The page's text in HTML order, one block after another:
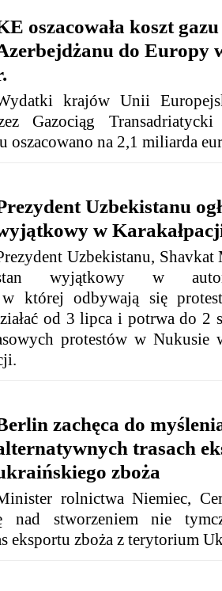
oszacowała koszt
do Europy
krajów Unii
Gazociąg
oszacowano na 2,1 miliarda
Uzbekistanu
w
Uzbekistanu,
wyjątkowy w
w której odbywają się
od 3 lipca i potrwa do 2
protestów w Nukusie
zachęca do
trasach
zboża
rolnictwa Niemiec,
nad stworzeniem nie
eksportu zboża z terytorium